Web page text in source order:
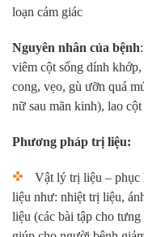
loạn cảm giác
Nguyên nhân của bệnh
viêm cột sống dính
cong, vẹo, gù ưỡn quá
nữ sau mãn kinh), lao cột
Phương pháp trị liệu:
Vật lý trị liệu – phục
liệu như: nhiệt trị liệu,
liệu (các bài tập cho